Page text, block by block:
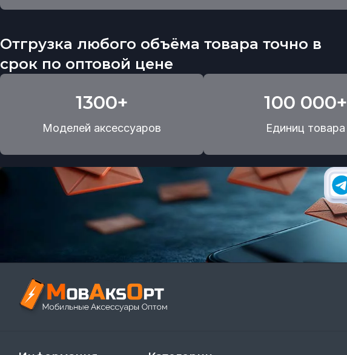
Отгрузка любого объёма товара точно в
срок по оптовой цене
1300+
Моделей аксессуаров
100 000+
Единиц товара